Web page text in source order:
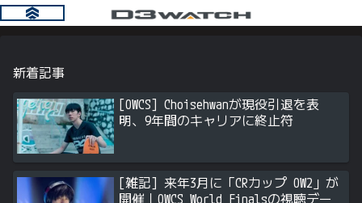
新着記事
[OWCS] Choisehwanが現役引退を表
明、9年間のキャリアに終止符
[雑記] 来年3月に「CRカップ OW2」が
開催｜OWCS World Finalsの視聴デー